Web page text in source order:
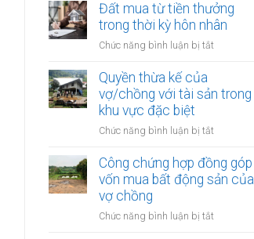
Đất mua từ tiền thưởng
trong thời kỳ hôn nhân
Chức năng bình luận bị tắt
từ
trong
kỳ
hôn
Quyền thừa kế của
vợ/chồng với tài sản trong
khu vực đặc biệt
Chức năng bình luận bị tắt
thừa
kế
với
Công chứng hợp đồng góp
vốn mua bất động sản của
vợ chồng
Chức năng bình luận bị tắt